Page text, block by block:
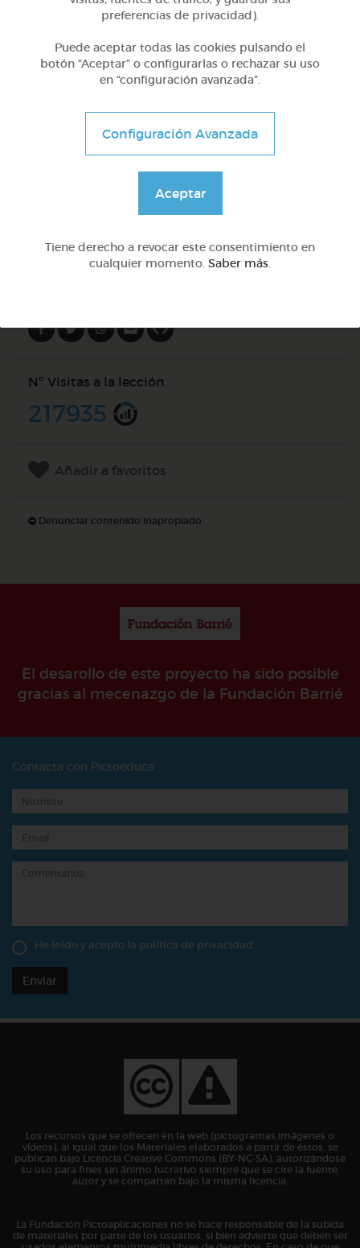
1º Primaria (6-7 años)
Conociendo nuestro cuerpo
DOCS (3)
Nº Visitas a la lección
217935
Añadir a favoritos
Denunciar contenido inapropiado
El desarollo de este proyecto ha sido posible
gracias al mecenazgo de la Fundación Barrié
Contacta con Pictoeduca
He leído y acepto la política de privacidad
Enviar
Los recursos que se ofrecen en la web (pictogramas,imágenes o
vídeos), al igual que los Materiales elaborados a partir de éstos, se
publican bajo Licencia Creative Commons (BY-NC-SA), autorizándose
su uso para fines sin ánimo lucrativo siempre que se cite la fuente,
autor y se compartan bajo la misma licencia.
La Fundación Pictoaplicaciones no se hace responsable de la subida
de materiales por parte de los usuarios, si bien advierte que deben ser
preferencias de privacidad).
Puede aceptar todas las cookies pulsando el
botón “Aceptar” o configurarlas o rechazar su uso
en “configuración avanzada”.
Configuración Avanzada
Aceptar
Tiene derecho a revocar este consentimiento en
cualquier momento. Saber más.